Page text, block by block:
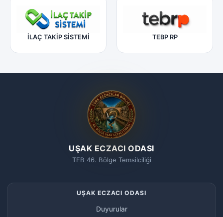
İLAÇ TAKİP SİSTEMİ TEBP RP
UŞAK ECZACI ODASI
TEB 46. Bölge Temsilciliği
UŞAK ECZACI ODASI
Duyurular